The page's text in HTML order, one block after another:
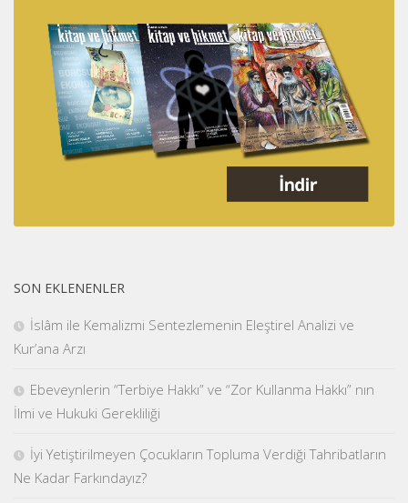
SON EKLENENLER
İslâm ile Kemalizmi Sentezlemenin Eleştirel Analizi ve
Kur’ana Arzı
Ebeveynlerin “Terbiye Hakkı” ve “Zor Kullanma Hakkı” nın
İlmi ve Hukuki Gerekliliği
İyi Yetiştirilmeyen Çocukların Topluma Verdiği Tahribatların
Ne Kadar Farkındayız?